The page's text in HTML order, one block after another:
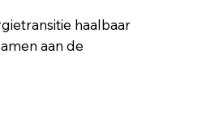
haalbaar
aan de